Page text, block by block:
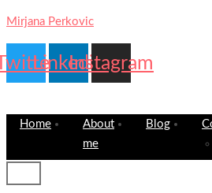
Mirjana Perkovic
LinkedinInstagram
Home
About
me
Blog